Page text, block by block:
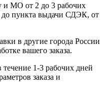
и МО от 2 до 3 рабочих
до пункта выдачи СДЭК, от
в другие города России
вашего заказа.
течение 1-3 рабочих дней
заказа и